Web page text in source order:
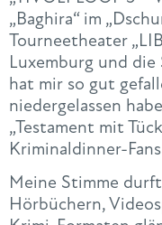
„Baghira“ im
Tourneetheater
Luxemburg und
hat mir so gut
niedergelassen
„Testament mit
Kriminaldinner-
Meine Stimme
Hörbüchern,